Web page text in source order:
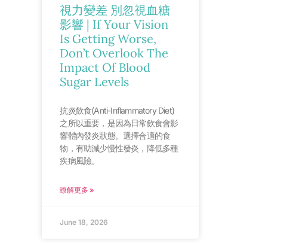
視力變差 別忽視血糖
影響 | If Your Vision
Is Getting Worse,
Don’t Overlook The
Impact Of Blood
Sugar Levels
抗炎飲食(Anti-Inflammatory Diet)
之所以重要，是因為日常飲食會影
響體內發炎狀態。選擇合適的食
物，有助減少慢性發炎，降低多種
疾病風險。
瞭解更多 »
June 18, 2026